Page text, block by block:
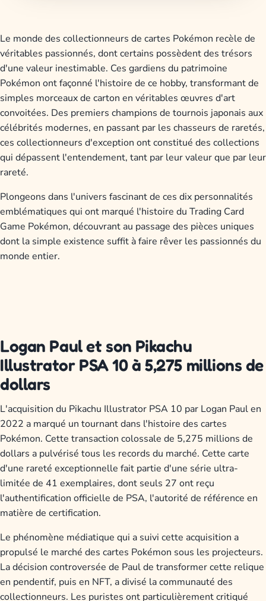
Le monde des collectionneurs de cartes Pokémon recèle de
véritables passionnés, dont certains possèdent des trésors
d'une valeur inestimable. Ces gardiens du patrimoine
Pokémon ont façonné l'histoire de ce hobby, transformant de
simples morceaux de carton en véritables œuvres d'art
convoitées. Des premiers champions de tournois japonais aux
célébrités modernes, en passant par les chasseurs de raretés,
ces collectionneurs d'exception ont constitué des collections
qui dépassent l'entendement, tant par leur valeur que par leur
rareté.
Plongeons dans l'univers fascinant de ces dix personnalités
emblématiques qui ont marqué l'histoire du Trading Card
Game Pokémon, découvrant au passage des pièces uniques
dont la simple existence suffit à faire rêver les passionnés du
monde entier.
Logan Paul et son Pikachu
Illustrator PSA 10 à 5,275 millions de
dollars
L'acquisition du Pikachu Illustrator PSA 10 par Logan Paul en
2022 a marqué un tournant dans l'histoire des cartes
Pokémon. Cette transaction colossale de 5,275 millions de
dollars a pulvérisé tous les records du marché. Cette carte
d'une rareté exceptionnelle fait partie d'une série ultra-
limitée de 41 exemplaires, dont seuls 27 ont reçu
l'authentification officielle de PSA, l'autorité de référence en
matière de certification.
Le phénomène médiatique qui a suivi cette acquisition a
propulsé le marché des cartes Pokémon sous les projecteurs.
La décision controversée de Paul de transformer cette relique
en pendentif, puis en NFT, a divisé la communauté des
collectionneurs. Les puristes ont particulièrement critiqué